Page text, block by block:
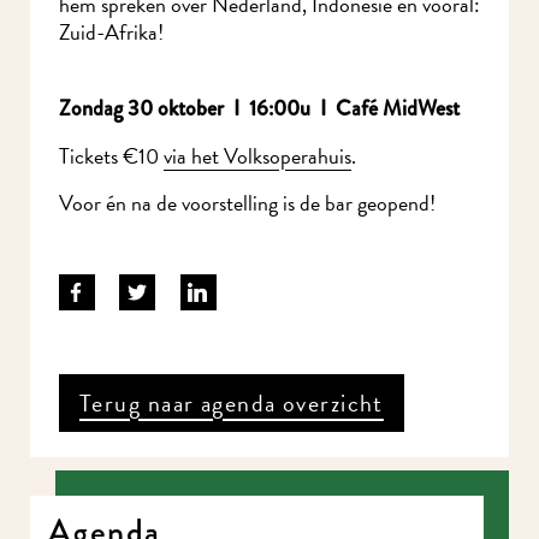
Zuid-Afrika!
Zondag 30 oktober I 16:00u I Café MidWest
Tickets €10via het Volksoperahuis.
Voor én na de voorstelling is de bar geopend!
Terug naar agenda overzicht